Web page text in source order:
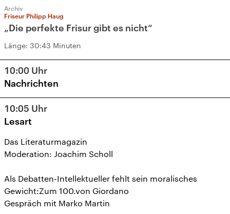
Archiv
Friseur Philipp Haug
„Die perfekte Frisur gibt es nicht“
Länge: 30:43 Minuten
10:00 Uhr
Nachrichten
10:05 Uhr
Lesart
Das Literaturmagazin
Moderation: Joachim Scholl
Als Debatten-Intellektueller fehlt sein moralisches
Gewicht:Zum 100.von Giordano
Gespräch mit Marko Martin